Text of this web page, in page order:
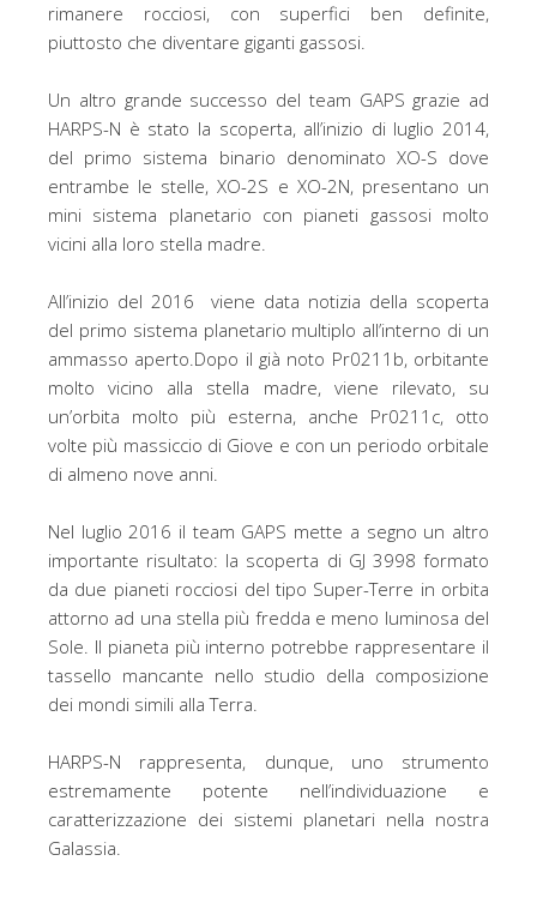
rimanere rocciosi, con superfici ben definite,
piuttosto che diventare giganti gassosi.
Un altro grande successo del team GAPS grazie ad
HARPS-N è stato la scoperta, all’inizio di luglio 2014,
del primo sistema binario denominato XO-S dove
entrambe le stelle, XO-2S e XO-2N, presentano un
mini sistema planetario con pianeti gassosi molto
vicini alla loro stella madre.
All’inizio del 2016 viene data notizia della scoperta
del primo sistema planetario multiplo all’interno di un
ammasso aperto.Dopo il già noto Pr0211b, orbitante
molto vicino alla stella madre, viene rilevato, su
un’orbita molto più esterna, anche Pr0211c, otto
volte più massiccio di Giove e con un periodo orbitale
di almeno nove anni.
Nel luglio 2016 il team GAPS mette a segno un altro
importante risultato: la scoperta di GJ 3998 formato
da due pianeti rocciosi del tipo Super-Terre in orbita
attorno ad una stella più fredda e meno luminosa del
Sole. Il pianeta più interno potrebbe rappresentare il
tassello mancante nello studio della composizione
dei mondi simili alla Terra.
HARPS-N rappresenta, dunque, uno strumento
estremamente potente nell’individuazione e
caratterizzazione dei sistemi planetari nella nostra
Galassia.